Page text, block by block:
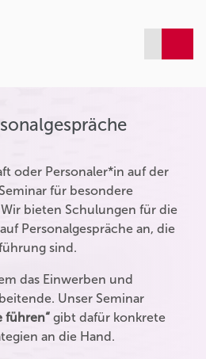
oder Personaler*in auf der
für besondere
bieten Schulungen für die
Personalgespräche an, die
sind.
das Einwerben und
Unser Seminar
führen“ gibt dafür konkrete
an die Hand.